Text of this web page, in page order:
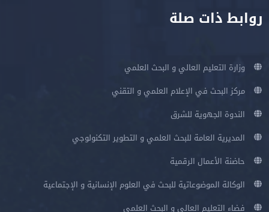
روابط ذات صلة
وزارة التعليم العالي و البحث العلمي
مركز البحث في الإعلام العلمي و التقني
الندوة الجهوية للشرق
المديرية العامة للبحث العلمي و التطوير التكنولوجي
حاضنة الأعمال الرقمية
الوكالة الموضوعاتية للبحث في العلوم الإنسانية و الإجتماعية
فضاء التعليم العالي و البحث العلمي